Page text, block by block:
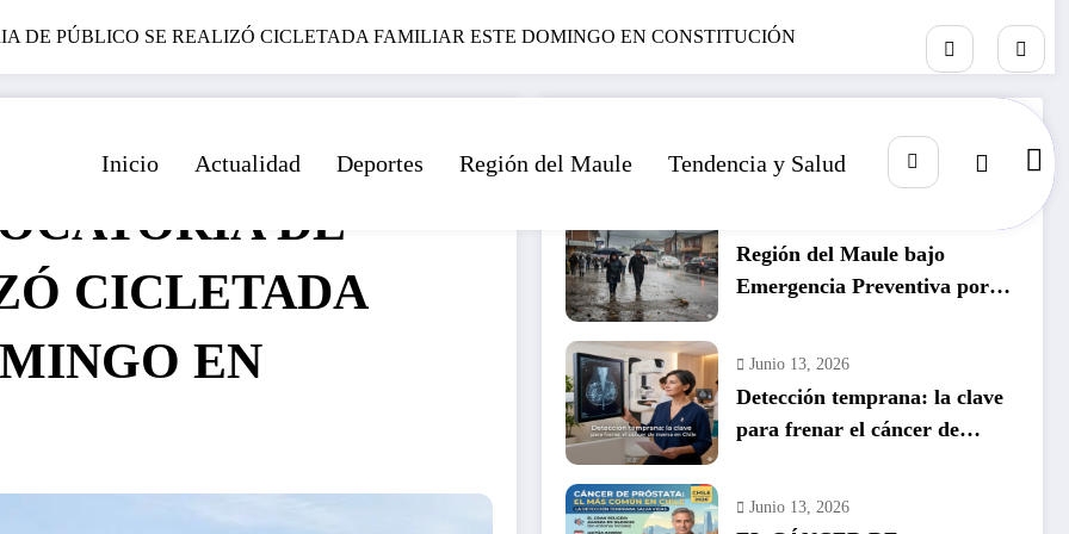
Inicio Actualidad Deportes Región del Maule Tendencia y Salud
DE PÚBLICO SE REALIZÓ CICLETADA FAMILIAR ESTE DOMINGO EN CONSTITUCIÓN
DE
CICLETADA
EN
COMENTARIO
Región del Maule bajo
Emergencia Preventiva por
Junio 13, 2026
Detección temprana: la clave
para frenar el cáncer de
Junio 13, 2026